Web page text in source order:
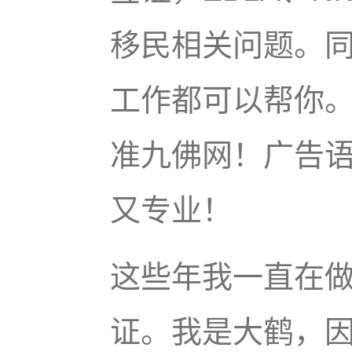
移民相关问题。
工作都可以帮你
准九佛网！广告
又专业！
这些年我一直在
证。我是大鹤，